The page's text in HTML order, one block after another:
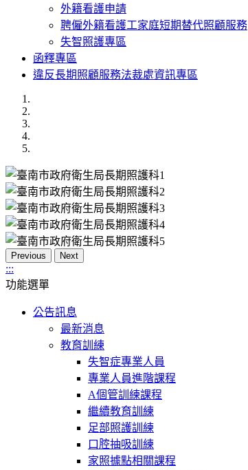
外籍看護申請
聘僱外籍看護工家庭短期替代照顧服務
失智照護專區
函釋專區
違反長期照顧服務法裁處資訊專區
Previous Next
:::
功能選單
公告訊息
最新消息
教育訓練
失智症專業人員
專業人員進階課程
A個管訓練課程
繼續教育訓練
足部照護訓練
口腔抽吸訓練
家照據點相關課程